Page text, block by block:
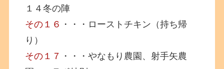
１４冬の陣
その１６ ・・・ローストチキン（持ち帰
り）
その１７ ・・・やなもり農園、射手矢農